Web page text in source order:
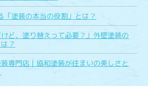
「塗装の本当の役割」とは？
けど、塗り替えって必要？」外壁塗装の
？
専門店｜協和塗装が住まいの美しさと